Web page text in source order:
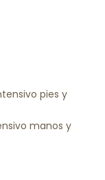
pies y
manos y